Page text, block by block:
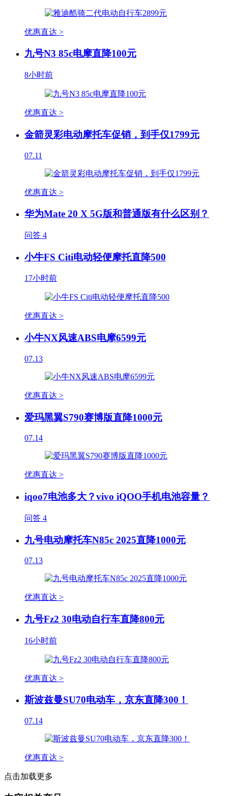
优惠直达 >
九号N3 85c电摩直降100元
8小时前
优惠直达 >
金箭灵彩电动摩托车促销，到手仅1799元
07.11
优惠直达 >
华为Mate 20 X 5G版和普通版有什么区别？
问答 4
小牛FS Citi电动轻便摩托直降500
17小时前
优惠直达 >
小牛NX风速ABS电摩6599元
07.13
优惠直达 >
爱玛黑翼S790赛博版直降1000元
07.14
优惠直达 >
iqoo7电池多大？vivo iQOO手机电池容量？
问答 4
九号电动摩托车N85c 2025直降1000元
07.13
优惠直达 >
九号Fz2 30电动自行车直降800元
16小时前
优惠直达 >
斯波兹曼SU70电动车，京东直降300！
07.14
优惠直达 >
点击加载更多